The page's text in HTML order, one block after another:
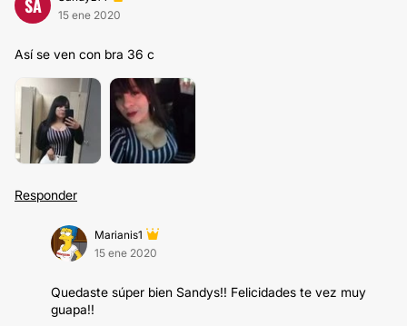
SA
15 ene 2020
Así se ven con bra 36 c
Responder
Marianis1
15 ene 2020
Quedaste súper bien Sandys!! Felicidades te vez muy
guapa!!